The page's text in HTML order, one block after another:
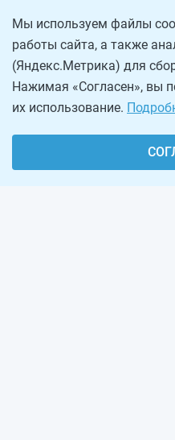
Мы используем файлы
работы сайта, а также
(Яндекс.Метрика) для
Нажимая «Согласен», вы
их использование.